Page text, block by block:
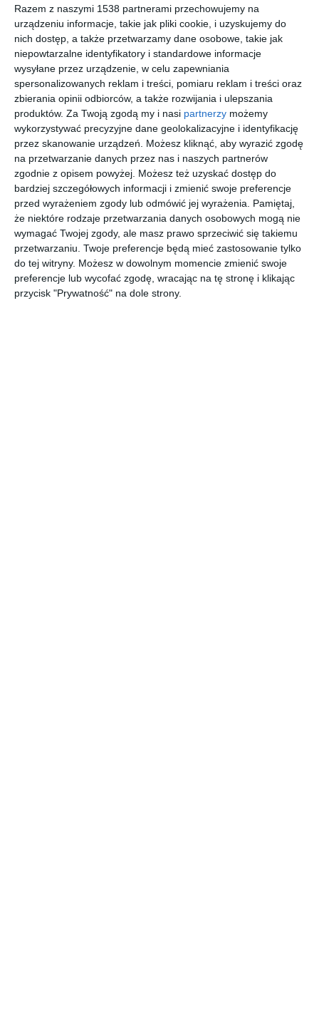
Razem z naszymi 1538 partnerami przechowujemy na
urządzeniu informacje, takie jak pliki cookie, i uzyskujemy do
nich dostęp, a także przetwarzamy dane osobowe, takie jak
niepowtarzalne identyfikatory i standardowe informacje
wysyłane przez urządzenie, w celu zapewniania
spersonalizowanych reklam i treści, pomiaru reklam i treści oraz
zbierania opinii odbiorców, a także rozwijania i ulepszania
produktów. Za Twoją zgodą my i nasi partnerzy możemy
wykorzystywać precyzyjne dane geolokalizacyjne i identyfikację
przez skanowanie urządzeń. Możesz kliknąć, aby wyrazić zgodę
na przetwarzanie danych przez nas i naszych partnerów
zgodnie z opisem powyżej. Możesz też uzyskać dostęp do
bardziej szczegółowych informacji i zmienić swoje preferencje
przed wyrażeniem zgody lub odmówić jej wyrażenia.
Pamiętaj,
że niektóre rodzaje przetwarzania danych osobowych mogą nie
wymagać Twojej zgody, ale masz prawo sprzeciwić się takiemu
przetwarzaniu. Twoje preferencje będą mieć zastosowanie tylko
do tej witryny. Możesz w dowolnym momencie zmienić swoje
preferencje lub wycofać zgodę, wracając na tę stronę i klikając
przycisk "Prywatność" na dole strony.
INSPIRACJA
Sypialnia z zasłonami ze
wzorem floralnym